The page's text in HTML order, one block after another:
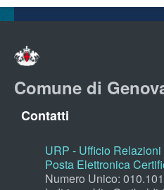
Comune di
Contatti
URP - Ufficio
Posta Elettronica
Numero Unico: